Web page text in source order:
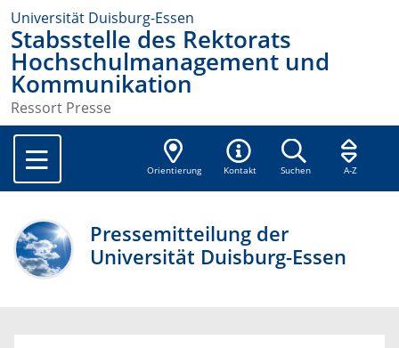
Universität Duisburg-Essen
Stabsstelle des Rektorats
Hochschulmanagement und
Kommunikation
Ressort Presse
Orientierung Kontakt Suchen A-Z
Pressemitteilung der
Universität Duisburg-Essen